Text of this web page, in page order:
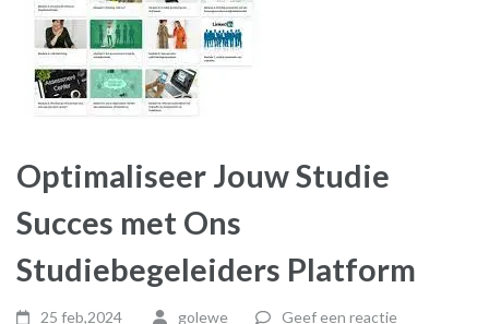
Optimaliseer Jouw Studie
Succes met Ons
Studiebegeleiders Platform
25 feb,2024 golewe Geef een reactie